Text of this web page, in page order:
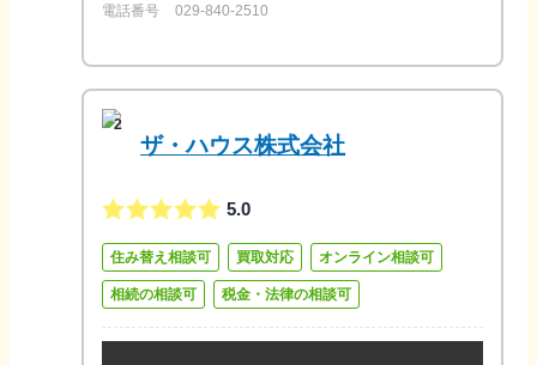
電話番号
029-840-2510
2
ザ・ハウス株式会社
5.0
住み替え相談可 買取対応 オンライン相談可
相続の相談可 税金・法律の相談可